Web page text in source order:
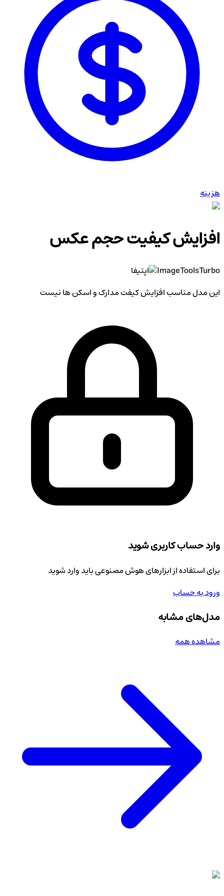
هزینه
افزایش کیفیت حجم عکس
ImageToolsTurbo
اپتیفا
این مدل مناسب افزایش کیفت مدارک و اسکن ها نیست
وارد حساب کاربری شوید
برای استفاده از ابزارهای هوش مصنوعی باید وارد شوید
ورود به حساب
مدل‌های مشابه
مشاهده همه